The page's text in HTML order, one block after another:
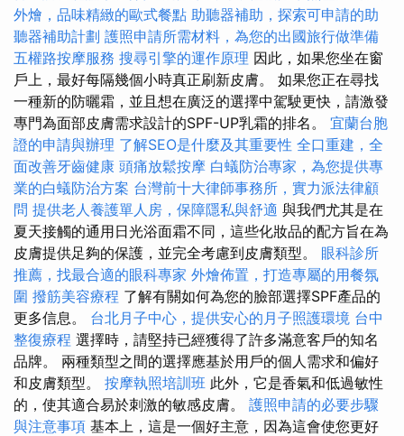
外燴，品味精緻的歐式餐點 助聽器補助，探索可申請的助
聽器補助計劃 護照申請所需材料，為您的出國旅行做準備
五權路按摩服務 搜尋引擎的運作原理 因此，如果您坐在窗
戶上，最好每隔幾個小時真正刷新皮膚。 如果您正在尋找
一種新的防曬霜，並且想在廣泛的選擇中駕駛更快，請激發
專門為面部皮膚需求設計的SPF-UP乳霜的排名。 宜蘭台胞
證的申請與辦理 了解SEO是什麼及其重要性 全口重建，全
面改善牙齒健康 頭痛放鬆按摩 白蟻防治專家，為您提供專
業的白蟻防治方案 台灣前十大律師事務所，實力派法律顧
問 提供老人養護單人房，保障隱私與舒適 與我們尤其是在
夏天接觸的通用日光浴面霜不同，這些化妝品的配方旨在為
皮膚提供足夠的保護，並完全考慮到皮膚類型。 眼科診所
推薦，找最合適的眼科專家 外燴佈置，打造專屬的用餐氛
圍 撥筋美容療程 了解有關如何為您的臉部選擇SPF產品的
更多信息。 台北月子中心，提供安心的月子照護環境 台中
整復療程 選擇時，請堅持已經獲得了許多滿意客戶的知名
品牌。 兩種類型之間的選擇應基於用戶的個人需求和偏好
和皮膚類型。 按摩執照培訓班 此外，它是香氣和低過敏性
的，使其適合易於刺激的敏感皮膚。 護照申請的必要步驟
與注意事項 基本上，這是一個好主意，因為這會使您更好